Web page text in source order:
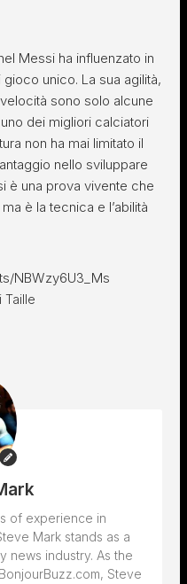
Messi ha influenzato in
unico. La sua agilità,
sono solo alcune
dei migliori calciatori
non ha mai limitato il
nello sviluppare
è una prova vivente che
è la tecnica e l’abilità
NBWzy6U3_Ms
Taille
of experience in
Mark stands as a
news industry. As the
Steve